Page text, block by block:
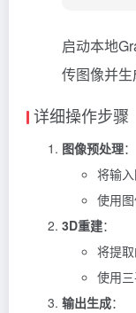
启动本地
传图像并生
详细操作步骤
图像预处理：
将输
使用图
3D重建：
将提
使用
输出生成：